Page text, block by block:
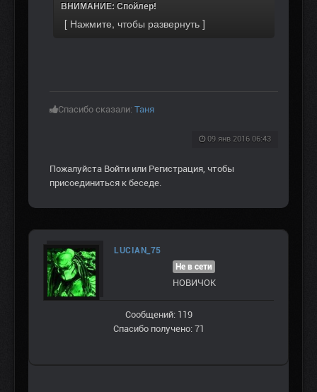
ВНИМАНИЕ: Спойлер!
Спасибо сказали: Таня
09 янв 2016 06:43
Пожалуйста Войти или Регистрация , чтобы
присоединиться к беседе.
LUCIAN_75
Не в сети
НОВИЧОК
Сообщений: 119
Спасибо получено: 71